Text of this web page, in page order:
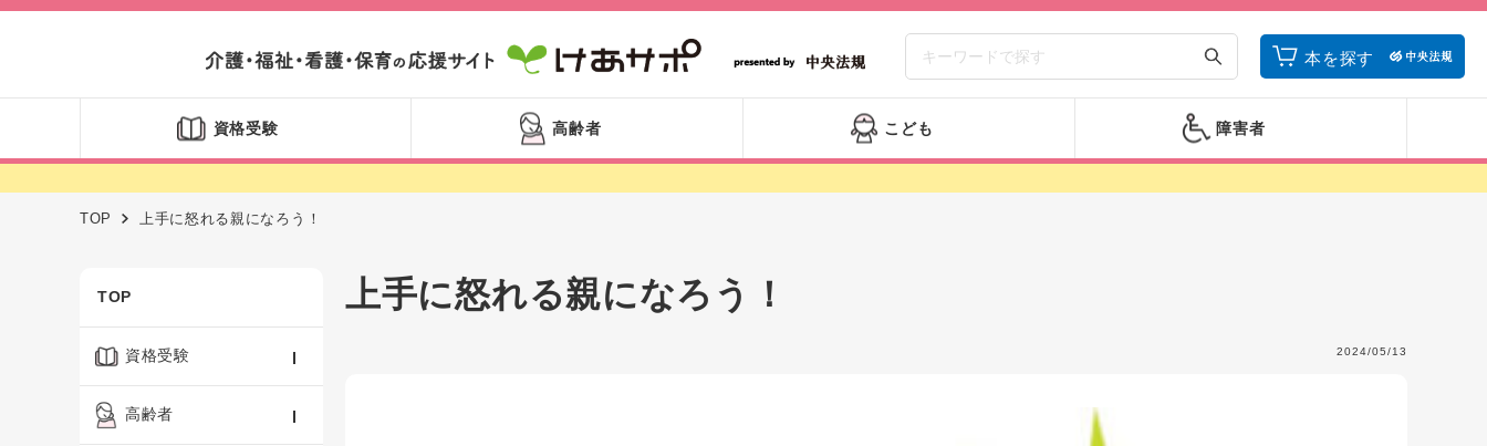
本を探す
資格受験 高齢者 こども 障害者
TOP 上手に怒れる親になろう！
TOP
資格受験
ケアマネジャー
高齢者
上手に怒れる親になろう！
2024/05/13